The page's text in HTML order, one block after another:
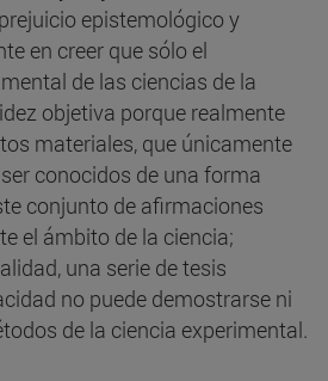
epistemológico y
en creer que sólo el
de las ciencias de la
objetiva porque realmente
materiales, que únicamente
conocidos de una forma
conjunto de afirmaciones
el ámbito de la ciencia;
una serie de tesis
no puede demostrarse ni
de la ciencia experimental.